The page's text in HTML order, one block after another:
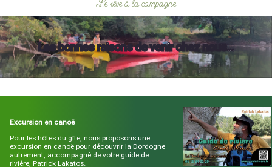
Le rêve à la campagne
Les bonnes raisons de venir chez nous…
Excursion en canoë
Pour les hôtes du gîte, nous proposons une
excursion en canoë pour découvrir la Dordogne
autrement, accompagné de votre guide de
rivière, Patrick Lakatos.